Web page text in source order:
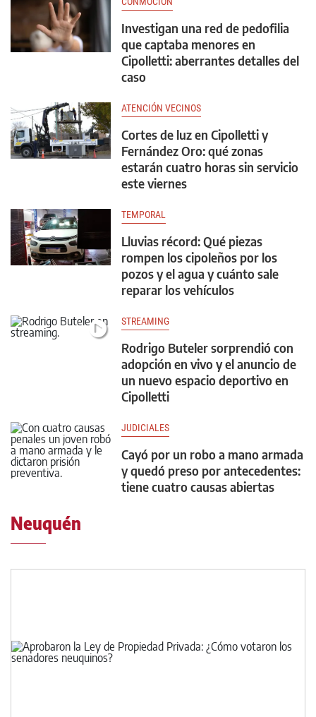
Investigan una red de pedofilia
que captaba menores en
Cipolletti: aberrantes detalles del
caso
ATENCIÓN VECINOS
Cortes de luz en Cipolletti y
Fernández Oro: qué zonas
estarán cuatro horas sin servicio
este viernes
TEMPORAL
Lluvias récord: Qué piezas
rompen los cipoleños por los
pozos y el agua y cuánto sale
reparar los vehículos
STREAMING
Rodrigo Buteler sorprendió con
adopción en vivo y el anuncio de
un nuevo espacio deportivo en
Cipolletti
JUDICIALES
Cayó por un robo a mano armada
y quedó preso por antecedentes:
tiene cuatro causas abiertas
Neuquén